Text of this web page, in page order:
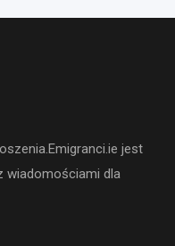
jest
wiadomościami dla